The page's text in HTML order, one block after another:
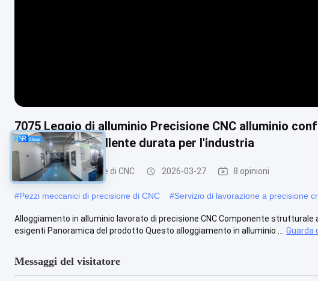
7075 Leggio di alluminio Precisione CNC alluminio
fornisce un'eccellente durata per l'industria
lavorare di precisione di CNC 2026-03-27 8 opinioni
#Pezzi meccanici di precisione di CNC #Servizio di lavorazione a precisione
Alloggiamento in alluminio lavorato di precisione CNC Componente
esigenti Panoramica del prodotto Questo alloggiamento in alluminio ...
Guarda
Messaggi del visitatore